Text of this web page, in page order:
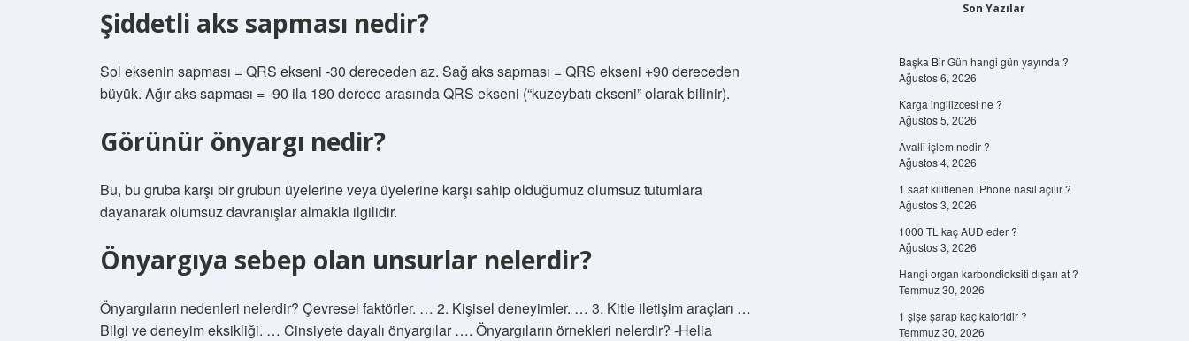
Şiddetli aks sapması nedir?
Sol eksenin sapması = QRS ekseni -30 dereceden az. Sağ aks sapması = QRS ekseni +90 dereceden
büyük. Ağır aks sapması = -90 ila 180 derece arasında QRS ekseni (“kuzeybatı ekseni” olarak bilinir).
Görünür önyargı nedir?
Bu, bu gruba karşı bir grubun üyelerine veya üyelerine karşı sahip olduğumuz olumsuz tutumlara
dayanarak olumsuz davranışlar almakla ilgilidir.
Önyargıya sebep olan unsurlar nelerdir?
Önyargıların nedenleri nelerdir? Çevresel faktörler. … 2. Kişisel deneyimler. … 3. Kitle iletişim araçları …
Bilgi ve deneyim eksikliği. … Cinsiyete dayalı önyargılar …. Önyargıların örnekleri nelerdir? -Helia
Son Yazılar
Başka Bir Gün hangi gün yayında ?
Ağustos 6, 2026
Karga ingilizcesi ne ?
Ağustos 5, 2026
Avalli işlem nedir ?
Ağustos 4, 2026
1 saat kilitlenen iPhone nasıl açılır ?
Ağustos 3, 2026
1000 TL kaç AUD eder ?
Ağustos 3, 2026
Hangi organ karbondioksiti dışarı at ?
Temmuz 30, 2026
1 şişe şarap kaç kaloridir ?
Temmuz 30, 2026